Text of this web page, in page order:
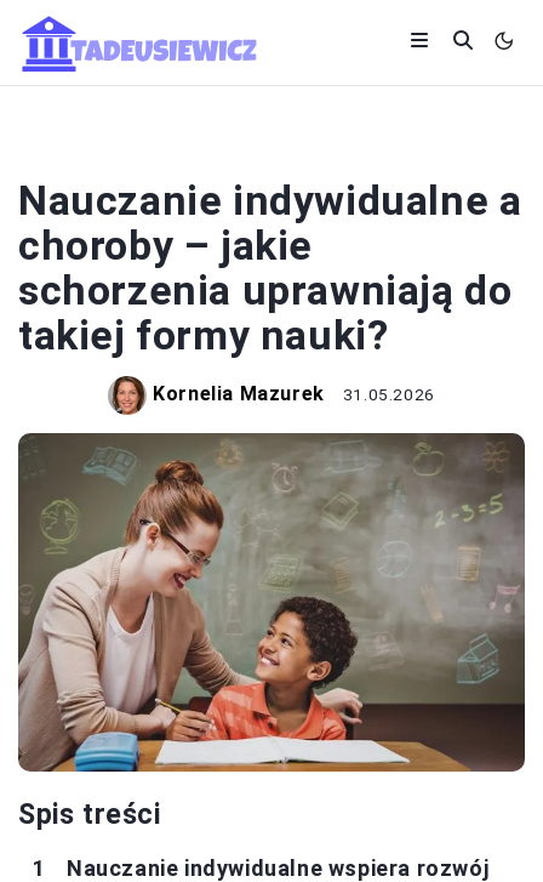
Nauczanie indywidualne a
choroby – jakie
schorzenia uprawniają do
takiej formy nauki?
Kornelia Mazurek 31.05.2026
Spis treści
Nauczanie indywidualne wspiera rozwój